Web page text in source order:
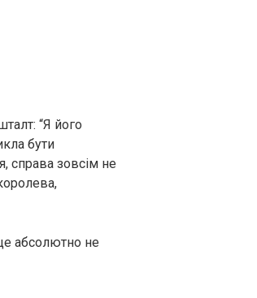
“Я його
бути
справа зовсім не
абсолютно не